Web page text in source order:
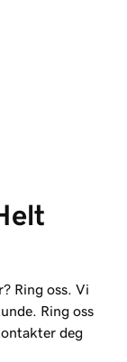
Ring oss. Vi
Ring oss
deg